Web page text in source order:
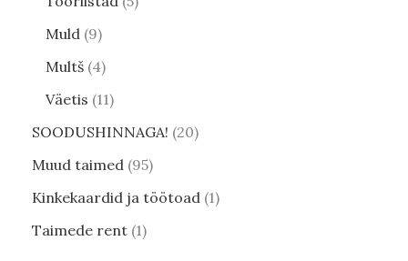
Muld 9
Multš 4
Väetis 11
SOODUSHINNAGA! 20
Muud taimed 95
Kinkekaardid ja töötoad 1
Taimede rent 1